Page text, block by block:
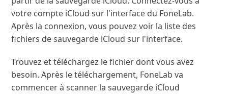
votre compte iCloud sur l'interface du FoneLab.
Après la connexion, vous pouvez voir la liste des
fichiers de sauvegarde iCloud sur l'interface.
Trouvez et téléchargez le fichier dont vous avez
besoin. Après le téléchargement, FoneLab va
commencer à scanner la sauvegarde iCloud